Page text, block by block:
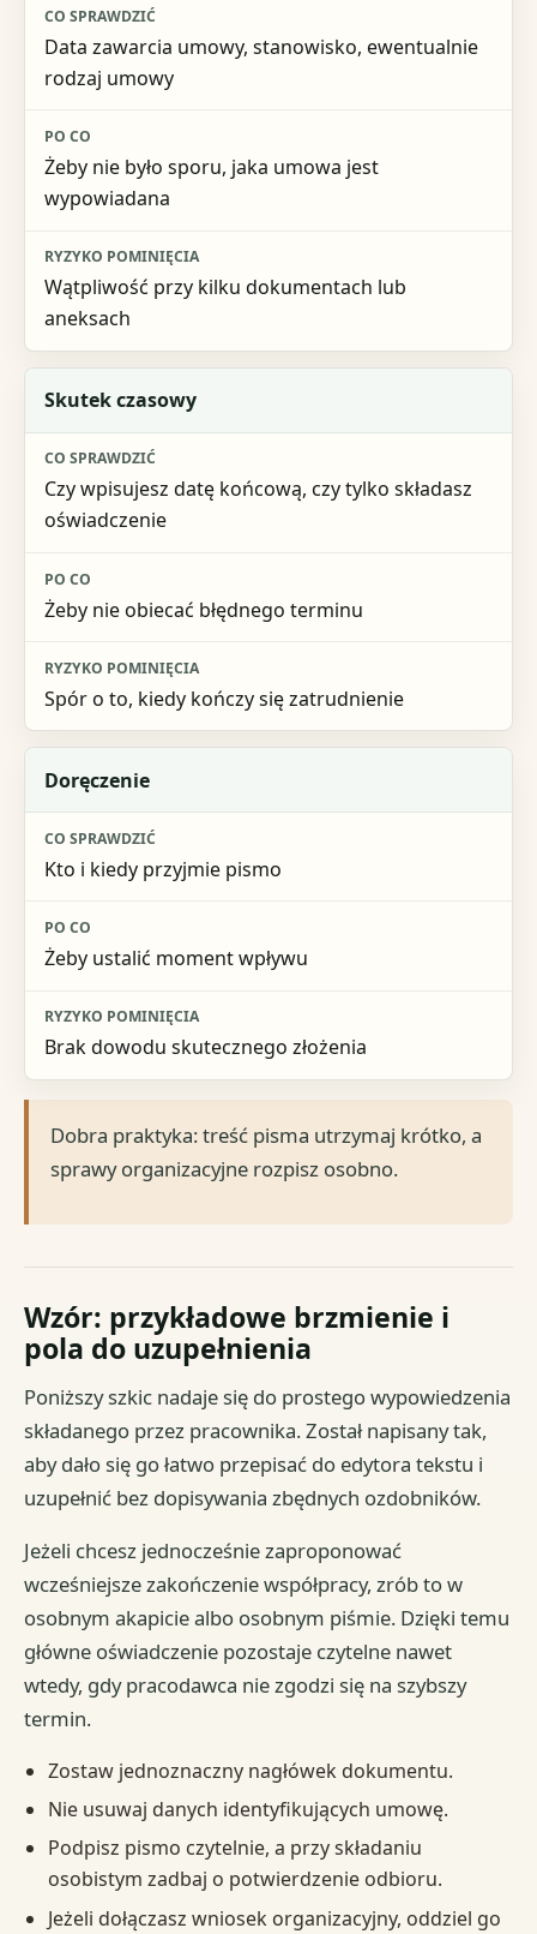
Data zawarcia umowy, stanowisko, ewentualnie
rodzaj umowy
Żeby nie było sporu, jaka umowa jest
wypowiadana
Wątpliwość przy kilku dokumentach lub
aneksach
Skutek czasowy
Czy wpisujesz datę końcową, czy tylko składasz
oświadczenie
Żeby nie obiecać błędnego terminu
Spór o to, kiedy kończy się zatrudnienie
Doręczenie
Kto i kiedy przyjmie pismo
Żeby ustalić moment wpływu
Brak dowodu skutecznego złożenia
Dobra praktyka: treść pisma utrzymaj krótko, a
sprawy organizacyjne rozpisz osobno.
Wzór: przykładowe brzmienie i
pola do uzupełnienia
Poniższy szkic nadaje się do prostego wypowiedzenia
składanego przez pracownika. Został napisany tak,
aby dało się go łatwo przepisać do edytora tekstu i
uzupełnić bez dopisywania zbędnych ozdobników.
Jeżeli chcesz jednocześnie zaproponować
wcześniejsze zakończenie współpracy, zrób to w
osobnym akapicie albo osobnym piśmie. Dzięki temu
główne oświadczenie pozostaje czytelne nawet
wtedy, gdy pracodawca nie zgodzi się na szybszy
termin.
Zostaw jednoznaczny nagłówek dokumentu.
Nie usuwaj danych identyfikujących umowę.
Podpisz pismo czytelnie, a przy składaniu
osobistym zadbaj o potwierdzenie odbioru.
Jeżeli dołączasz wniosek organizacyjny, oddziel go